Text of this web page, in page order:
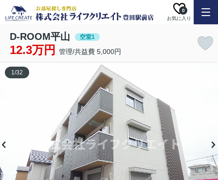
お気に入り
0
D-ROOM平山 空室1
12.3万円 管理/共益費 5,000円
1/32